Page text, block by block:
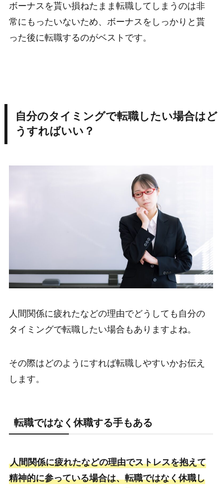
ボーナスを貰い損ねたまま転職してしまうのは非
常にもったいないため、ボーナスをしっかりと貰
った後に転職するのがベストです。
自分のタイミングで転職したい場合はど
うすればいい？
人間関係に疲れたなどの理由でどうしても自分の
タイミングで転職したい場合もありますよね。
その際はどのようにすれば転職しやすいかお伝え
します。
転職ではなく休職する手もある
人間関係に疲れたなどの理由でストレスを抱えて
精神的に参っている場合は、転職ではなく休職し